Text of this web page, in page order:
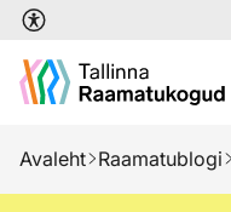
Liigu edasi põhisisu juurde
Avaleht Raamatublogi